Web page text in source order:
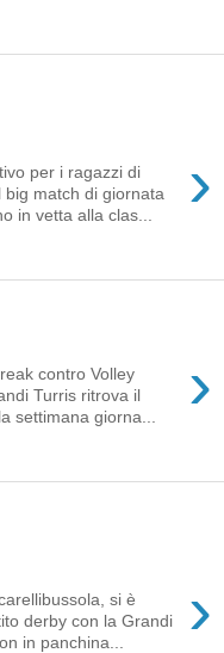
›
per i ragazzi di
match di giornata
in vetta alla clas...
›
contro Volley
Turris ritrova il
settimana giorna...
›
si è
derby con la Grandi
in panchina...